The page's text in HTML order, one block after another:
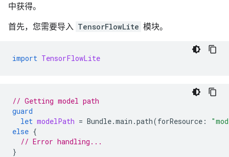
中获得。
首先，您需要导入 TensorFlowLite 模块。
import TensorFlowLite
// Getting model path
guard
let modelPath = Bundle.main .path(forResource :
else {
// Error handling...
}